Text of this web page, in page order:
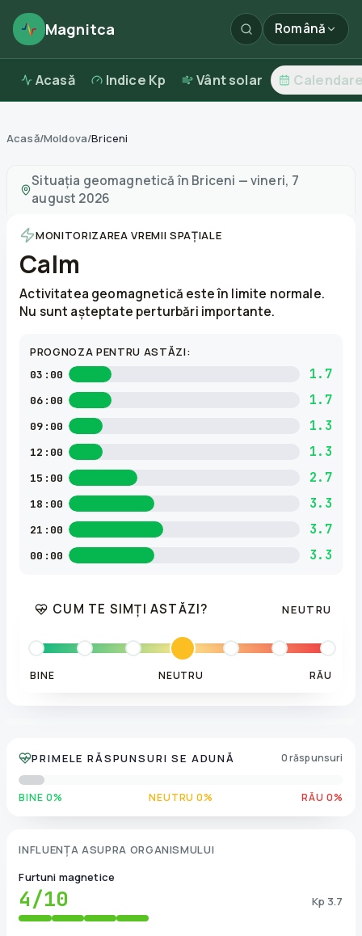
Magnitca Română
Acasă Indice Kp Vânt solar
Acasă/Moldova/Briceni
Situația geomagnetică în Briceni —vineri, 7
august 2026
MONITORIZAREA VREMII SPAȚIALE
Calm
Activitatea geomagnetică este în limite normale.
Nu sunt așteptate perturbări importante.
PROGNOZA PENTRU ASTĂZI:
03:00 1.7
06:00 1.7
09:00 1.3
12:00 1.3
15:00 2.7
18:00 3.3
21:00 3.7
00:00 3.3
CUM TE SIMȚI ASTĂZI? NEUTRU
BINE NEUTRU RĂU
PRIMELE RĂSPUNSURI SE ADUNĂ 0 răspunsuri
BINE 0% NEUTRU 0% RĂU 0%
INFLUENȚA ASUPRA ORGANISMULUI
Furtuni magnetice
4/10 Kp 3.7